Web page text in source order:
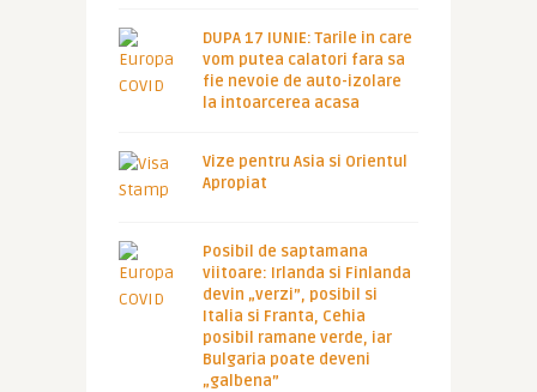
DUPA 17 IUNIE: Tarile in care
vom putea calatori fara sa
fie nevoie de auto-izolare
la intoarcerea acasa
Vize pentru Asia si Orientul
Apropiat
Posibil de saptamana
viitoare: Irlanda si Finlanda
devin „verzi”, posibil si
Italia si Franta, Cehia
posibil ramane verde, iar
Bulgaria poate deveni
„galbena”